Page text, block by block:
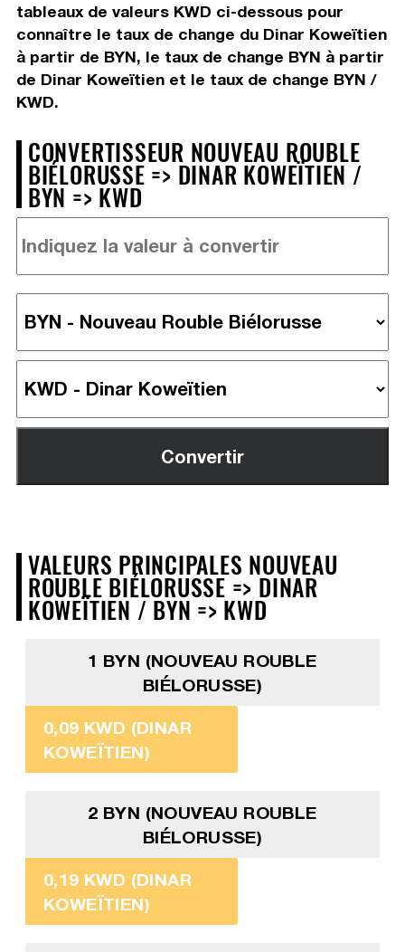
tableaux de valeurs KWD ci-dessous pour
connaître le taux de change du Dinar Koweïtien
à partir de BYN, le taux de change BYN à partir
de Dinar Koweïtien et le taux de change BYN /
KWD.
CONVERTISSEUR NOUVEAU ROUBLE
BIÉLORUSSE => DINAR KOWEÏTIEN /
BYN => KWD
VALEURS PRINCIPALES NOUVEAU
ROUBLE BIÉLORUSSE => DINAR
KOWEÏTIEN / BYN => KWD
1 BYN (NOUVEAU ROUBLE
BIÉLORUSSE)
0,09 KWD (DINAR
KOWEÏTIEN)
2 BYN (NOUVEAU ROUBLE
BIÉLORUSSE)
0,19 KWD (DINAR
KOWEÏTIEN)